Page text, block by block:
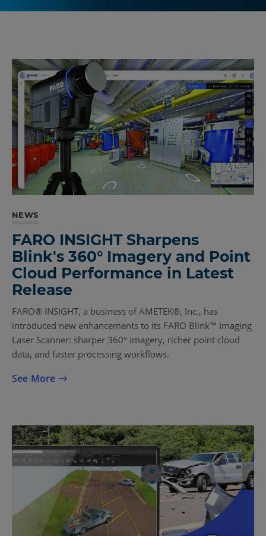
NEWS
FARO INSIGHT Sharpens
Blink's 360° Imagery and Point
Cloud Performance in Latest
Release
FARO® INSIGHT, a business of AMETEK®, Inc., has
introduced new enhancements to its FARO Blink™ Imaging
Laser Scanner: sharper 360° imagery, richer point cloud
data, and faster processing workflows.
See More